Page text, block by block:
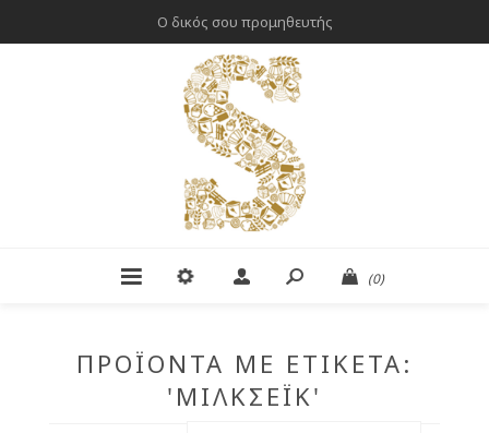
Ο δικός σου προμηθευτής
(0)
ΠΡΟΪΌΝΤΑ ΜΕ ΕΤΙΚΈΤΑ:
'ΜΙΛΚΣΈΙΚ'